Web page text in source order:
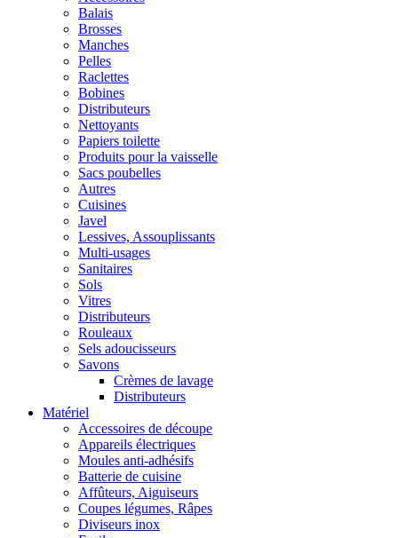
Balais
Brosses
Manches
Pelles
Raclettes
Bobines
Distributeurs
Nettoyants
Papiers toilette
Produits pour la vaisselle
Sacs poubelles
Autres
Cuisines
Javel
Lessives, Assouplissants
Multi-usages
Sanitaires
Sols
Vitres
Distributeurs
Rouleaux
Sels adoucisseurs
Savons
Crèmes de lavage
Distributeurs
Matériel
Accessoires de découpe
Appareils électriques
Moules anti-adhésifs
Batterie de cuisine
Affûteurs, Aiguiseurs
Coupes légumes, Râpes
Diviseurs inox